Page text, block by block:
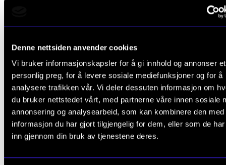
Denne nettsiden anvender cookies
Vi bruker informasjonskapsler for å gi innhold og annonser et
personlig preg, for å levere sosiale mediefunksjoner og for å
analysere trafikken vår. Vi deler dessuten informasjon om
du bruker nettstedet vårt, med partnerne våre innen sosiale
annonsering og analysearbeid, som kan kombinere den med
informasjon du har gjort tilgjengelig for dem, eller som de
inn gjennom din bruk av tjenestene deres.